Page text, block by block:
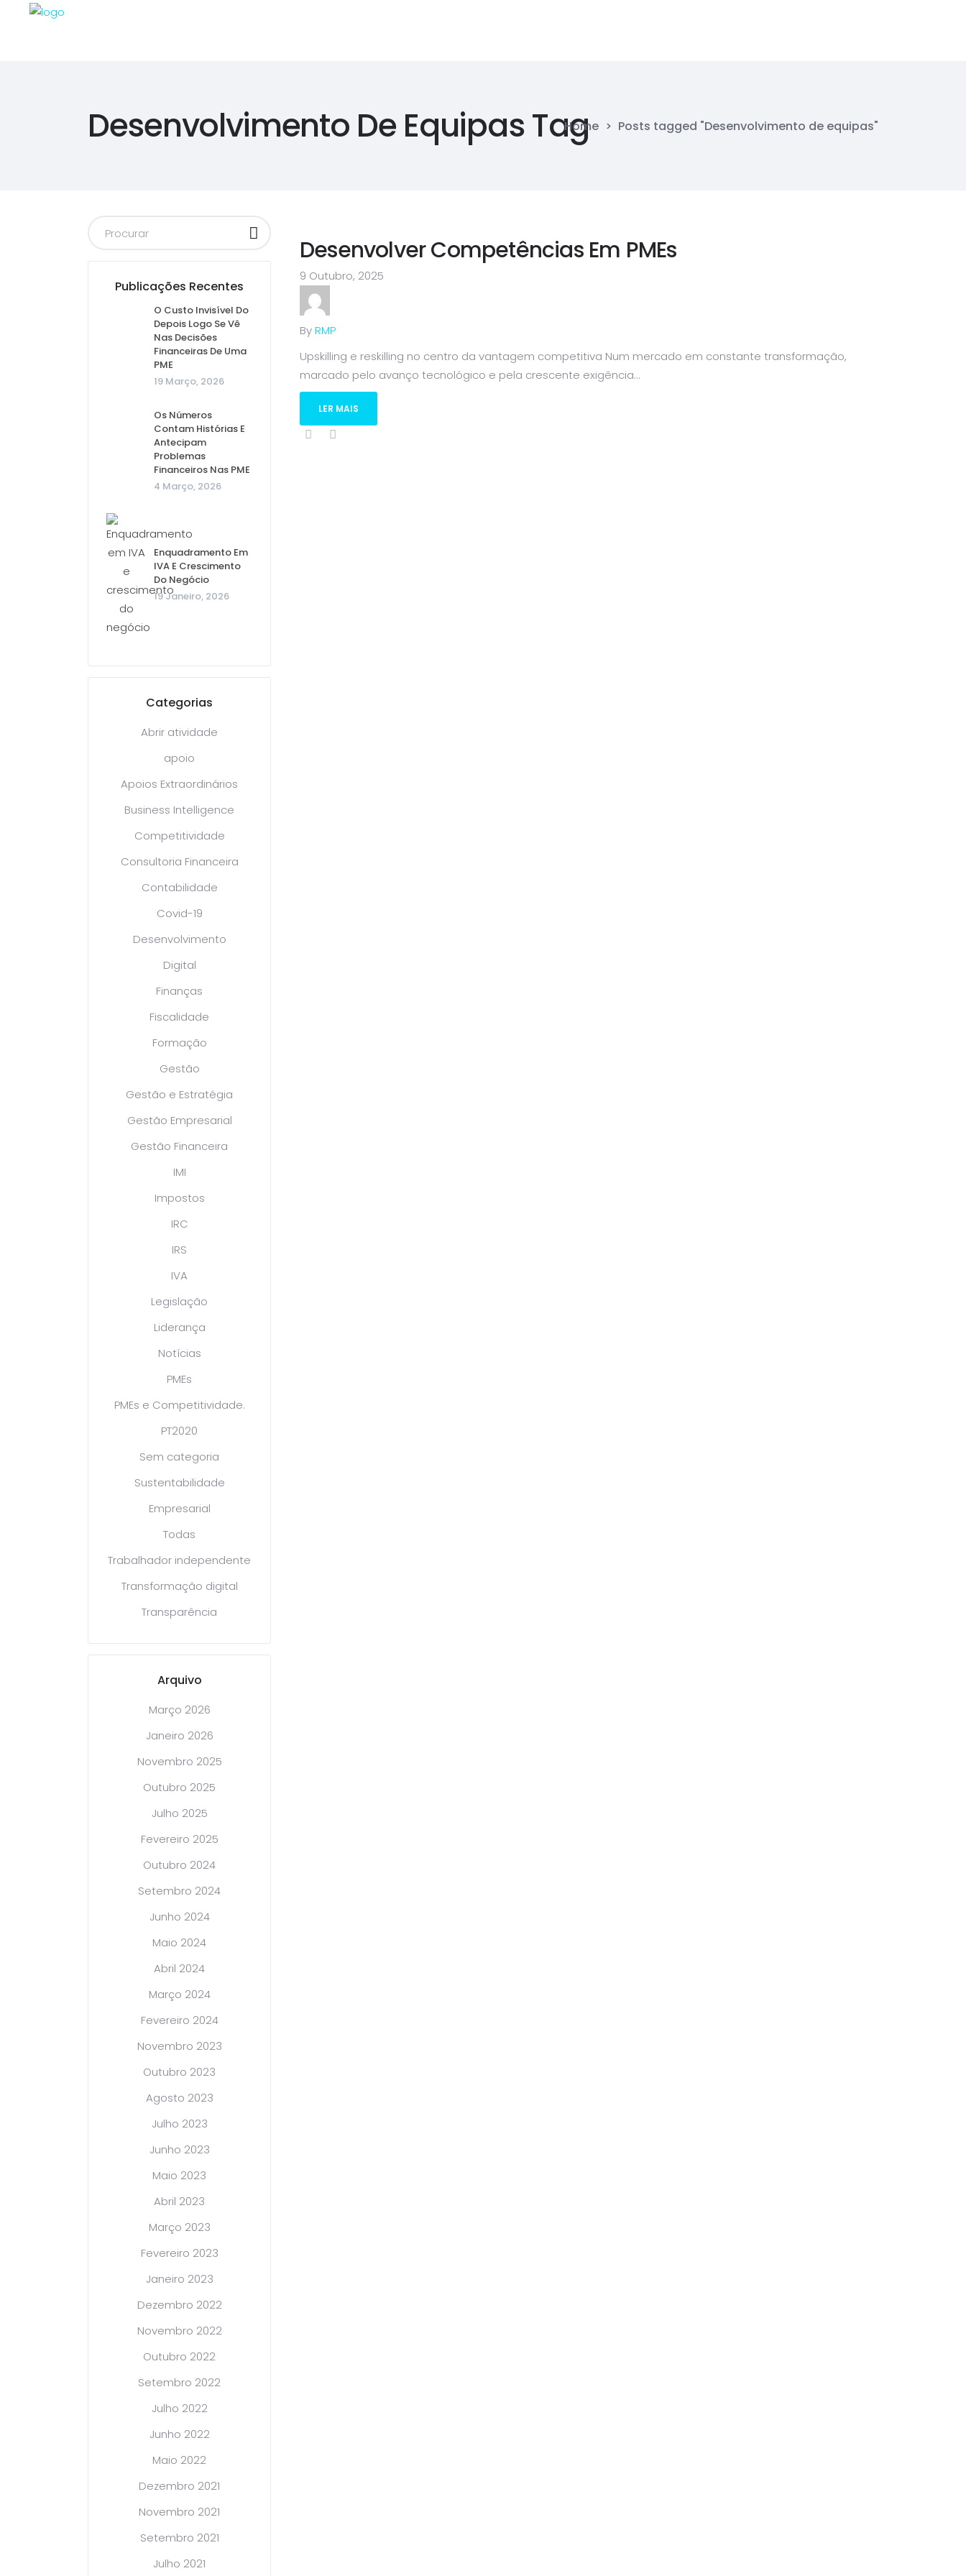
Desenvolvimento De Equipas Tag
Home > Posts tagged "Desenvolvimento de equipas"
Publicações Recentes
O Custo Invisível Do
Depois Logo Se Vê
Nas Decisões
Financeiras De Uma
PME
19 Março, 2026
Os Números
Contam Histórias E
Antecipam
Problemas
Financeiros Nas PME
4 Março, 2026
Enquadramento Em
IVA E Crescimento
Do Negócio
19 Janeiro, 2026
Categorias
Abrir atividade
apoio
Apoios Extraordinários
Business Intelligence
Competitividade
Consultoria Financeira
Contabilidade
Covid-19
Desenvolvimento
Digital
Finanças
Fiscalidade
Formação
Gestão
Gestão e Estratégia
Gestão Empresarial
Gestão Financeira
IMI
Impostos
IRC
IRS
IVA
Legislação
Liderança
Notícias
PMEs
PMEs e Competitividade.
PT2020
Sem categoria
Sustentabilidade
Empresarial
Todas
Trabalhador independente
Transformação digital
Transparência
Arquivo
Março 2026
Janeiro 2026
Novembro 2025
Outubro 2025
Julho 2025
Fevereiro 2025
Outubro 2024
Setembro 2024
Junho 2024
Maio 2024
Abril 2024
Março 2024
Fevereiro 2024
Novembro 2023
Outubro 2023
Agosto 2023
Julho 2023
Junho 2023
Maio 2023
Abril 2023
Março 2023
Fevereiro 2023
Janeiro 2023
Dezembro 2022
Novembro 2022
Outubro 2022
Setembro 2022
Julho 2022
Junho 2022
Maio 2022
Dezembro 2021
Novembro 2021
Setembro 2021
Julho 2021
Desenvolver Competências Em PMEs
9 Outubro, 2025
ByRMP
Upskilling e reskilling no centro da vantagem competitiva Num mercado em constante transformação,
marcado pelo avanço tecnológico e pela crescente exigência...
LER MAIS